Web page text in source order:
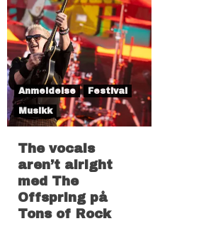
Anmeldelse
Festival
Musikk
The vocals
aren’t alright
med The
Offspring på
Tons of Rock